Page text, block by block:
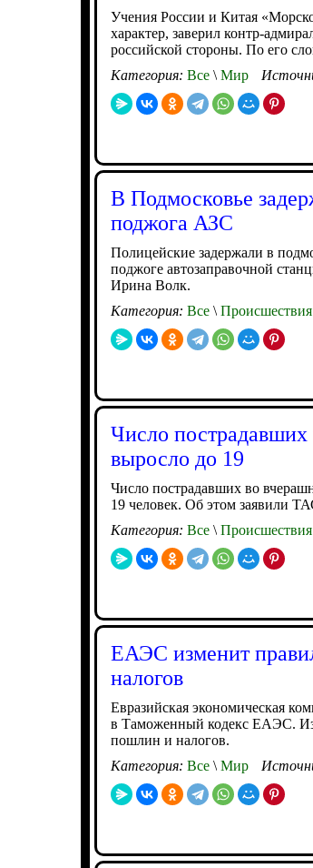
Учения России и Китая
характер, заверил контр-
российской стороны. По его
Категория: Все \ Мир
В Подмосковье
поджога АЗС
Полицейские задержали в
поджоге автозаправочной
Ирина Волк.
Категория: Все \ Происшествия
Число
выросло до 19
Число пострадавших во
19 человек. Об этом заявили
Категория: Все \ Происшествия
ЕАЭС изменит
налогов
Евразийская экономическая
в Таможенный кодекс ЕАЭС.
пошлин и налогов.
Категория: Все \ Мир